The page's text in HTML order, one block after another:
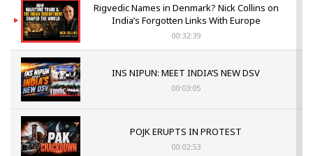
Rigvedic Names in Denmark? Nick Collins on
India’s Forgotten Links With Europe
00:32:39
INS NIPUN: MEET INDIA’S NEW DSV
00:03:05
POJK ERUPTS IN PROTEST
00:02:53